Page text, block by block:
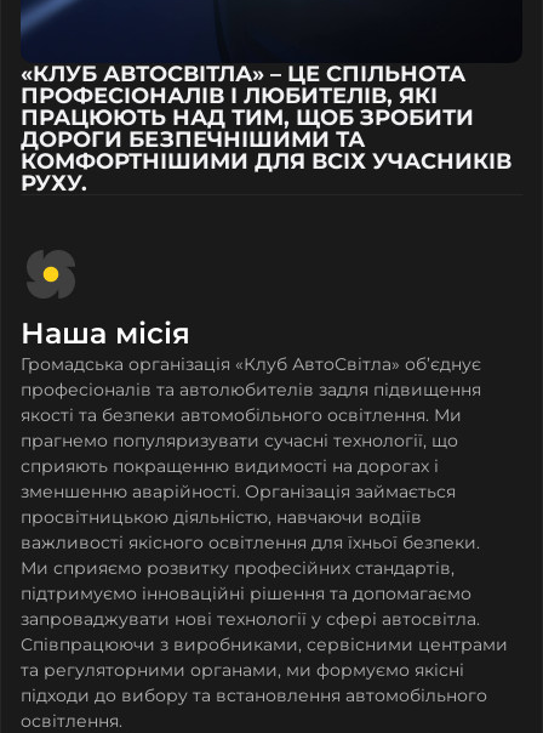
«КЛУБ АВТОСВІТЛА» – ЦЕ СПІЛЬНОТА
ПРОФЕСІОНАЛІВ І ЛЮБИТЕЛІВ, ЯКІ
ПРАЦЮЮТЬ НАД ТИМ, ЩОБ ЗРОБИТИ
ДОРОГИ БЕЗПЕЧНІШИМИ ТА
КОМФОРТНІШИМИ ДЛЯ ВСІХ УЧАСНИКІВ
РУХУ.
Наша місія
Громадська організація «Клуб АвтоСвітла» об’єднує
професіоналів та автолюбителів задля підвищення
якості та безпеки автомобільного освітлення. Ми
прагнемо популяризувати сучасні технології, що
сприяють покращенню видимості на дорогах і
зменшенню аварійності. Організація займається
просвітницькою діяльністю, навчаючи водіїв
важливості якісного освітлення для їхньої безпеки.
Ми сприяємо розвитку професійних стандартів,
підтримуємо інноваційні рішення та допомагаємо
запроваджувати нові технології у сфері автосвітла.
Співпрацюючи з виробниками, сервісними центрами
та регуляторними органами, ми формуємо якісні
підходи до вибору та встановлення автомобільного
освітлення.